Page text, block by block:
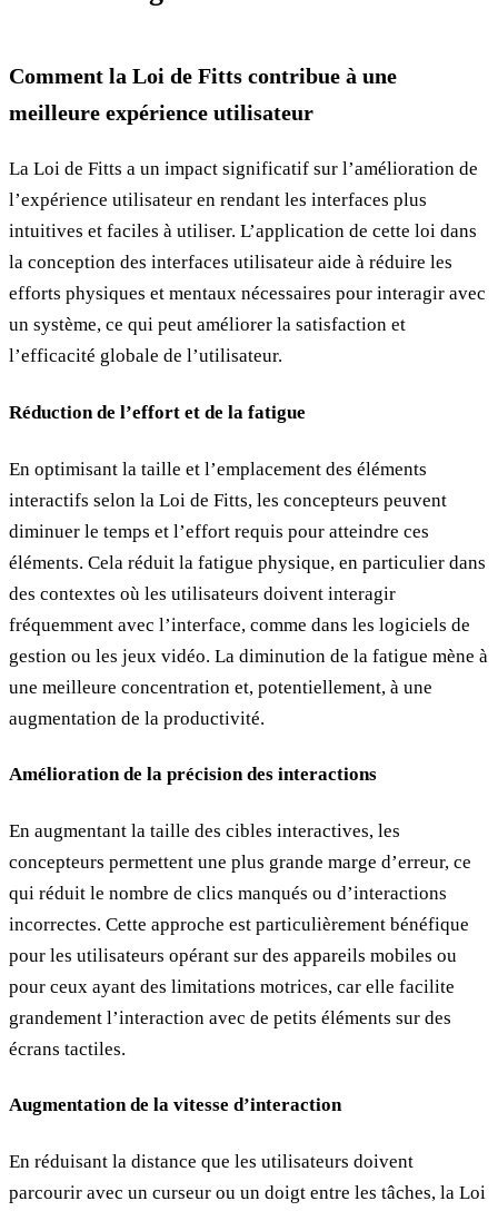
Comment la Loi de Fitts contribue à une
meilleure expérience utilisateur
La Loi de Fitts a un impact significatif sur l’amélioration de
l’expérience utilisateur en rendant les interfaces plus
intuitives et faciles à utiliser. L’application de cette loi dans
la conception des interfaces utilisateur aide à réduire les
efforts physiques et mentaux nécessaires pour interagir avec
un système, ce qui peut améliorer la satisfaction et
l’efficacité globale de l’utilisateur.
Réduction de l’effort et de la fatigue
En optimisant la taille et l’emplacement des éléments
interactifs selon la Loi de Fitts, les concepteurs peuvent
diminuer le temps et l’effort requis pour atteindre ces
éléments. Cela réduit la fatigue physique, en particulier dans
des contextes où les utilisateurs doivent interagir
fréquemment avec l’interface, comme dans les logiciels de
gestion ou les jeux vidéo. La diminution de la fatigue mène à
une meilleure concentration et, potentiellement, à une
augmentation de la productivité.
Amélioration de la précision des interactions
En augmentant la taille des cibles interactives, les
concepteurs permettent une plus grande marge d’erreur, ce
qui réduit le nombre de clics manqués ou d’interactions
incorrectes. Cette approche est particulièrement bénéfique
pour les utilisateurs opérant sur des appareils mobiles ou
pour ceux ayant des limitations motrices, car elle facilite
grandement l’interaction avec de petits éléments sur des
écrans tactiles.
Augmentation de la vitesse d’interaction
En réduisant la distance que les utilisateurs doivent
parcourir avec un curseur ou un doigt entre les tâches, la Loi